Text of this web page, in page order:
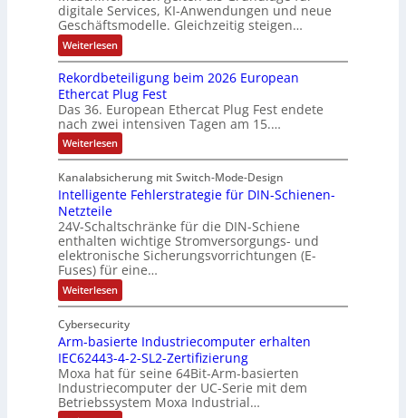
c
h
e
A
t
o
m
a
t
i
o
n
g
e
w
ä
h
l
t
h
e
G
e
h
ä
u
s
e
e
h
u
n
g
n
h
u
z
l
a
c
k
b
e
s
c
i
h
t
u
f
ü
r
r
s
c
h
a
l
t
u
n
g
e
l
s
e
M
u
l
t
i
t
u
n
K
i
t
E
o
d
e
digitale Services, KI-Anwendungen und neue
Geschäftsmodelle. Gleichzeitig steigen…
Weiterlesen:
D
t
e
n
s
o
u
v
r
ä
i
t
ä
t
b
e
g
i
n
n
t
a
n
d
e
r
Rekordbeteiligung beim 2026 European
Ethercat Plug Fest
Das 36. European Ethercat Plug Fest endete
nach zwei intensiven Tagen am 15.…
Weiterlesen:
R
k
o
b
e
t
e
i
l
i
g
u
n
g
b
e
i
m
Kanalabsicherung mit Switch-Mode-Design
Intelligente Fehlerstrategie für DIN-Schienen-
Netzteile
24V-Schaltschränke für die DIN-Schiene
enthalten wichtige Stromversorgungs- und
elektronische Sicherungsvorrichtungen (E-
Fuses) für eine…
Weiterlesen:
I
t
e
l
i
g
e
Cybersecurity
Arm-basierte Industriecomputer erhalten
IEC62443-4-2-SL2-Zertifizierung
Moxa hat für seine 64Bit-Arm-basierten
Industriecomputer der UC-Serie mit dem
Betriebssystem Moxa Industrial…